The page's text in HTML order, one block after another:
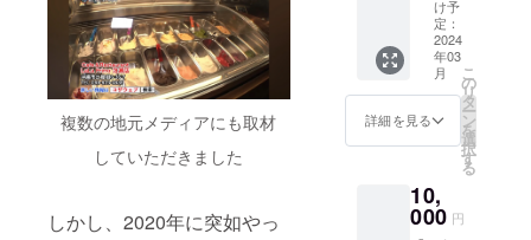
複数の地元メディアにも取材
していただきました
しかし、2020年に突如やっ
届けの
リター
ンに貼
付され
たラベ
ルや注
意書き
出来上
がりイ
メージ
です。
盛り付
けはア
レンジ
い。 ※
原材料
及び添
分）を
お届け
いたし
ます。
※お届け
するの
はキー
マカ
みとな
り、画
像は出
け予
定：
2024
年03
月
詳細を見る
こ
の
リ
タ
ー
ン
を
選
択
す
る
10,
000 円